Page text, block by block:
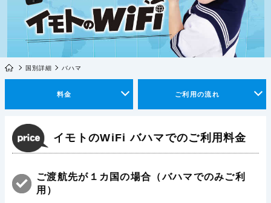
国別詳細 バハマ
料金 ご利用の流れ
イモトのWiFi バハマでのご利用料金
ご渡航先が１カ国の場合（バハマでのみご利
用）